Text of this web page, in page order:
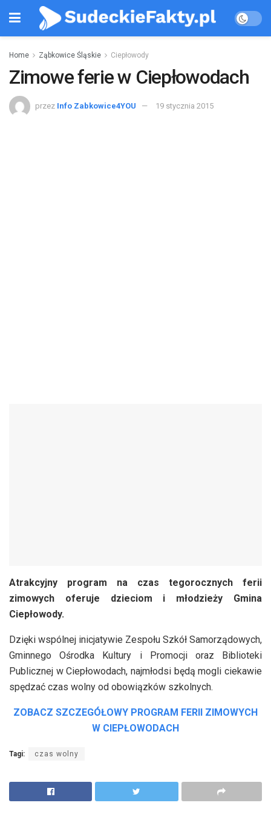
Home Ząbkowice Śląskie Ciepłowody
Zimowe ferie w Ciepłowodach
przez Info Zabkowice4YOU 19 stycznia 2015
Atrakcyjny program na czas tegorocznych ferii
zimowych oferuje dzieciom i młodzieży Gmina
Ciepłowody.
Dzięki wspólnej inicjatywie Zespołu Szkół Samorządowych,
Gminnego Ośrodka Kultury i Promocji oraz Biblioteki
Publicznej w Ciepłowodach, najmłodsi będą mogli ciekawie
spędzać czas wolny od obowiązków szkolnych.
ZOBACZ SZCZEGÓŁOWY PROGRAM FERII ZIMOWYCH
W CIEPŁOWODACH
Tagi: czas wolny